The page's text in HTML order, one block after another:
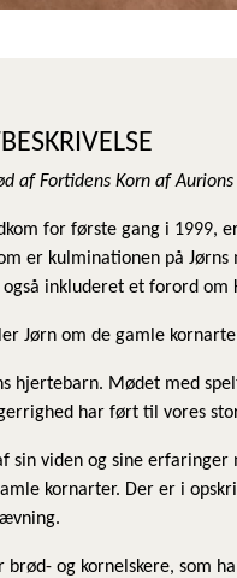
af Fortidens Korn af
for første gang i 1999,
er kulminationen på
inkluderet et forord om
Jørn om de gamle
hjertebarn. Mødet med
har ført til vores
sin viden og sine
kornarter. Der er i
brød- og kornelskere, som